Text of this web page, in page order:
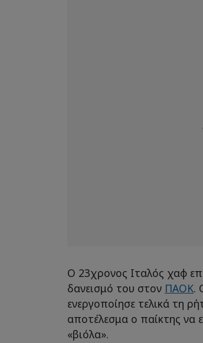
Ο 23χρονος Ιταλός χαφ
δανεισμό του στον ΠΑΟΚ.
ενεργοποίησε τελικά τη
αποτέλεσμα ο παίκτης να
«βιόλα».